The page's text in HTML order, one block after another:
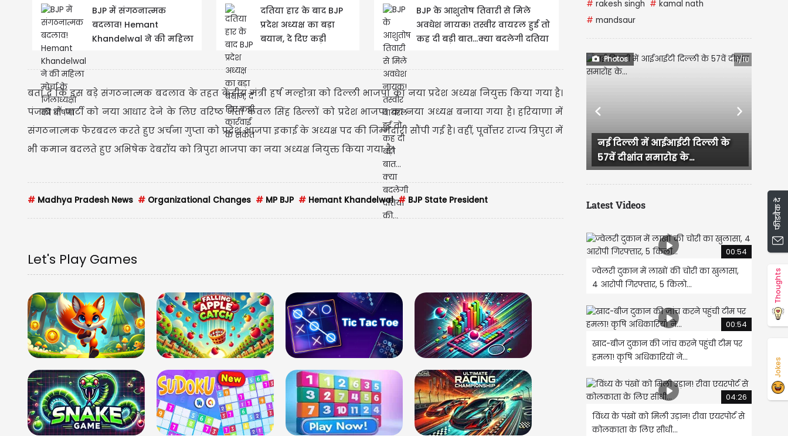
BJP में संगठनात्मक
बदलाव! Hemant
Khandelwal ने की महिला
दतिया हार के बाद BJP
प्रदेश अध्यक्ष का बड़ा
बयान, दे दिए कड़ी
BJP के आशुतोष तिवारी से मिले
अवधेश नायक! तस्वीर वायरल हुई तो
कह दी बड़ी बात…क्या बदलेगी दतिया
बता दें कि इस बड़े संगठनात्मक बदलाव के तहत केंद्रीय मंत्री हर्ष मल्होत्रा को दिल्ली भाजपा का नया प्रदेश अध्यक्ष नियुक्त किया गया है।
पंजाब में पार्टी को नया आधार देने के लिए वरिष्ठ नेता केवल सिंह ढिल्लों को प्रदेश भाजपा का नया अध्यक्ष बनाया गया है। हरियाणा में
संगठनात्मक फेरबदल करते हुए अर्चना गुप्ता को प्रदेश भाजपा इकाई के अध्यक्ष पद की जिम्मेदारी सौंपी गई है। वहीं, पूर्वोत्तर राज्य त्रिपुरा में
भी कमान बदलते हुए अभिषेक देबरॉय को त्रिपुरा भाजपा का नया अध्यक्ष नियुक्त किया गया है।
# Madhya Pradesh News # Organizational Changes # MP BJP # Hemant Khandelwal # BJP State President
Let's Play Games
# rakesh singh # kamal nath
# mandsaur
Photos 1/10
महाराष्ट्र के उपमुख्यमंत्री एकनाथ
शिंदे ने प्रधानमंत्री...
Previous Next
Latest Videos
00:54
ज्वेलरी दुकान में लाखों की चोरी का खुलासा,
4 आरोपी गिरफ्तार, 5 किलो...
00:54
खाद-बीज दुकान की जांच करने पहुंची टीम पर
हमला! कृषि अधिकारियों ने...
04:26
विंध्य के पंखों को मिली उड़ान! रीवा एयरपोर्ट से
कोलकाता के लिए सीधी...
फीडबैक दें
Thoughts
Jokes